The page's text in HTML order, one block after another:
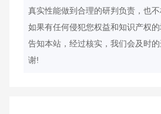
真实性能做到合理的研判负责，也不
如果有任何侵犯您权益和知识产权
告知本站，经过核实，我们会及时
谢!